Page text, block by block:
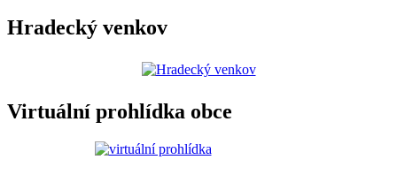
Hradecký venkov
Virtuální prohlídka obce